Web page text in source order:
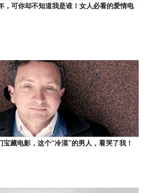
，可你却不知道我是谁！女人必看的爱情电
宝藏电影，这个“冷漠”的男人，看哭了我！